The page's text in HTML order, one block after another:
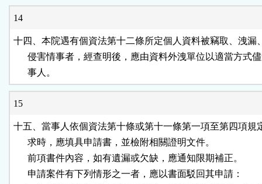
14
十四、本院遇有個資法第十二條所定個人資料被竊取、洩漏
侵害情事者，經查明後，應由資料外洩單位以適當方式
      事人。
15
十五、當事人依個資法第十條或第十一條第一項至第四項規
      求時，應填具申請書，並檢附相關證明文件。
      前項書件內容，如有遺漏或欠缺，應通知限期補正。
      申請案件有下列情形之一者，應以書面駁回其申請：